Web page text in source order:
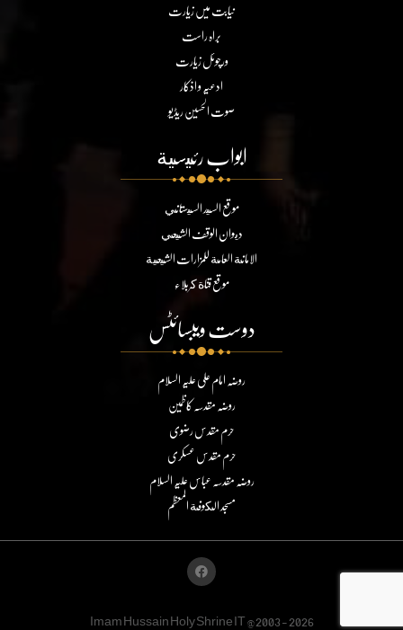
نیابت میں زیارت
براہ راست
ورچوئل زیارت
ادعیہ و اذکار
صوت الحسین ریڈیو
ابواب رئيسية
موقع السيد السيستاني
ديوان الوقف الشيعي
الامانة العامة للمزارات الشيعية
موقع قناة كربلاء
دوست ویبسائٹس
روضہ امام علی علیہ السلام
روضہ مقدسہ کاظمین
حرم مقدس رضوی
حرم مقدس عسکری
روضہ مقدسہ عباس علیہ السلام
مسجد الكوفة المعظم
Imam Hussain Holy Shrine IT @2003 - 2026